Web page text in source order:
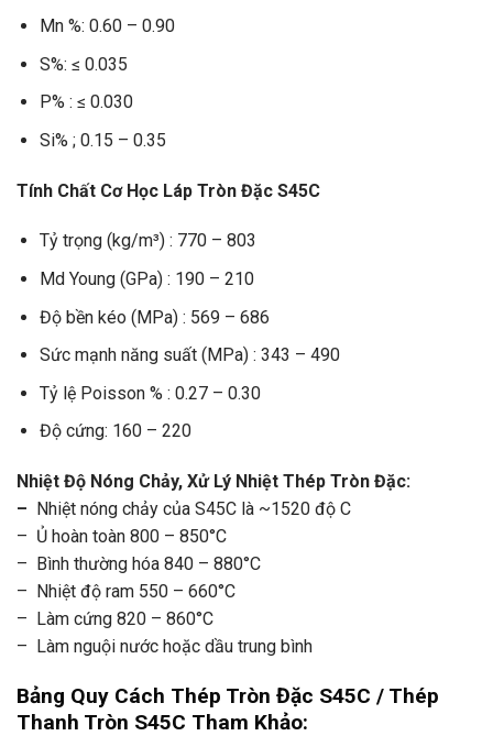
Mn %: 0.60 – 0.90
S%: ≤ 0.035
P% : ≤ 0.030
Si% ; 0.15 – 0.35
Tính Chất Cơ Học Láp Tròn Đặc S45C
Tỷ trọng (kg/m³) : 770 – 803
Md Young (GPa) : 190 – 210
Độ bền kéo (MPa) : 569 – 686
Sức mạnh năng suất (MPa) : 343 – 490
Tỷ lệ Poisson % : 0.27 – 0.30
Độ cứng: 160 – 220
Nhiệt Độ Nóng Chảy, Xử Lý Nhiệt Thép Tròn Đặc:
– Nhiệt nóng chảy của S45C là ~1520 độ C
– Ủ hoàn toàn 800 – 850°C
– Bình thường hóa 840 – 880°C
– Nhiệt độ ram 550 – 660°C
– Làm cứng 820 – 860°C
– Làm nguội nước hoặc dầu trung bình
Bảng Quy Cách Thép Tròn Đặc S45C / Thép
Thanh Tròn S45C Tham Khảo: